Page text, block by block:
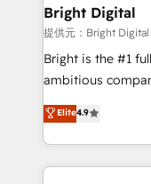
Partner
and chat agents,
workflows •
RevOps and AI-
design and CMS
and CRM
Client/member
Bright Digital
提供元：Bright Digital
Bright is the #1
ambitious
From HubSpot
developing a new
digital marketing;
results)! In short, our services include: - HubSpot
Elite4.9